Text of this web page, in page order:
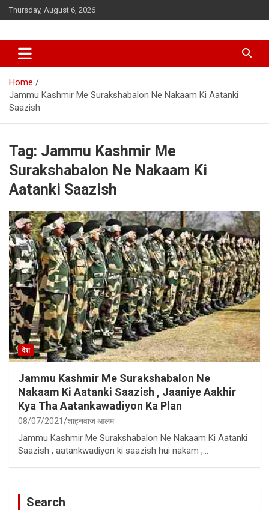
Skip
to
Thursday, August 6, 2026
Home
Jammu Kashmir Me Surakshabalon Ne Nakaam Ki Aatanki
Saazish
Tag: Jammu Kashmir Me
Surakshabalon Ne Nakaam Ki
Aatanki Saazish
देश
Jammu Kashmir Me Surakshabalon Ne
Nakaam Ki Aatanki Saazish , Jaaniye Aakhir
Kya Tha Aatankawadiyon Ka Plan
08/07/2021 शाहनवाज आलम
Jammu Kashmir Me Surakshabalon Ne Nakaam Ki Aatanki
Saazish , aatankwadiyon ki saazish hui nakam ,…
Search